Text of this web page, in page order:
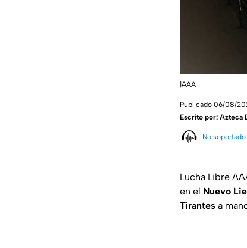
|AAA
Publicado 06/08/
Escrito por: Azteca
No soportado
Lucha Libre
en el Nuevo
Tirantes a